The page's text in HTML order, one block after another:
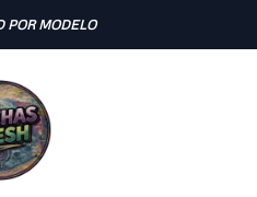
POR MODELO
vintage 50% lana (XL)
Sweater
Cantidad